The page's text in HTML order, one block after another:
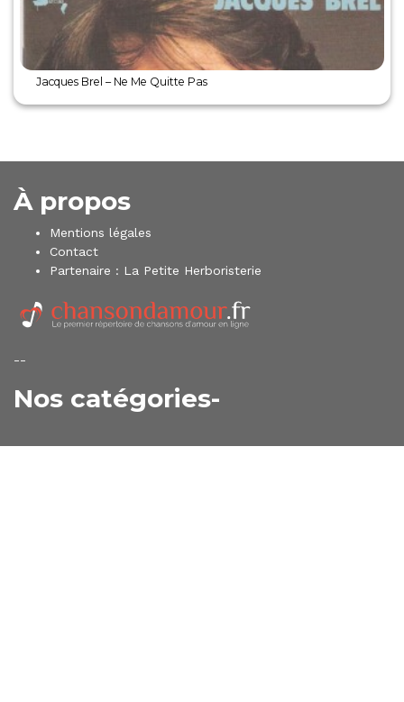
Jacques Brel – Ne Me Quitte Pas
À propos
Mentions légales
Contact
Partenaire : La Petite Herboristerie
--
Nos catégories-